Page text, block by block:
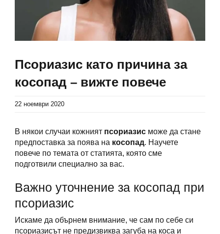
Псориазис като причина за
косопад – вижте повече
22 ноември 2020
В някои случаи кожният псориазис може да стане
предпоставка за поява на косопад. Научете
повече по темата от статията, която сме
подготвили специално за вас.
Важно уточнение за косопад при
псориазис
Искаме да обърнем внимание, че сам по себе си
псориазисът не предизвиква загуба на коса и